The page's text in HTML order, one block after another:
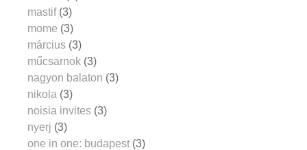
mastif (3)
mome (3)
március (3)
műcsarnok (3)
nagyon balaton (3)
nikola (3)
noisia invites (3)
nyerj (3)
one in one: budapest (3)